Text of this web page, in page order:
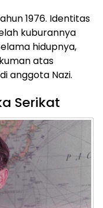
1976. Identitas
kuburannya
hidupnya,
atas
anggota Nazi.
Serikat